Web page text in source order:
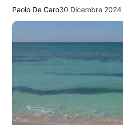
Paolo De Caro30 Dicembre 2024